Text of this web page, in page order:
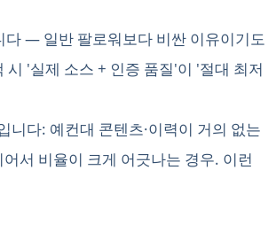
— 일반 팔로워보다 비싼 이유이기도
'실제 소스 + 인증 품질'이 '절대 최저
다: 예컨대 콘텐츠·이력이 거의 없는
서 비율이 크게 어긋나는 경우. 이런